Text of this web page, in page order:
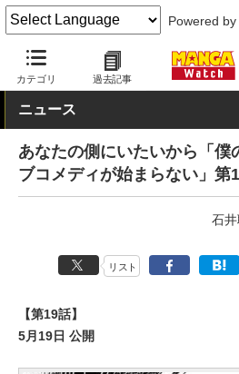
Powered by
カテゴリ 過去記事
MANGA Watch 青年
ニュース
あなたの側にいたいから「僕
ブコメディが始まらない」第
石
リスト
【第19話】
5月19日 公開